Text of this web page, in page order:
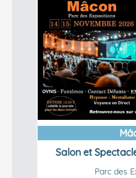
En
Salon et
Parc des